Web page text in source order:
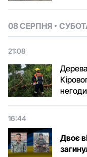
08 СЕРПНЯ
21:08
негоди
16:44
Двоє